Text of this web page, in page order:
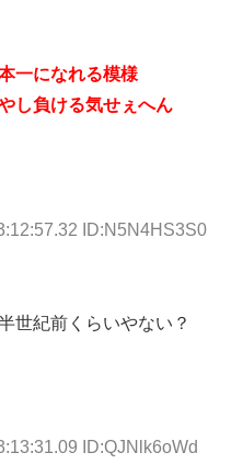
一になれる模様
し負ける気せぇへん
ID:N5N4HS3S0
世紀前くらいやない？
ID:QJNlk6oWd